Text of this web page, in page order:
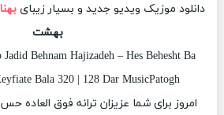
دانلود موزیک ویدیو جدید و بسیار زیبای
بهشت
Behnam Hajizadeh – Hes Behesht Ba
Bala 320 | 128 Dar MusicPatogh
امروز برای شما عزیزان ترانه فوق العاده